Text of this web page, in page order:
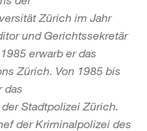
Zürich im Jahr
und Gerichtssekretär
erwarb er das
Zürich. Von 1985 bis
das
Stadtpolizei Zürich.
der Kriminalpolizei des